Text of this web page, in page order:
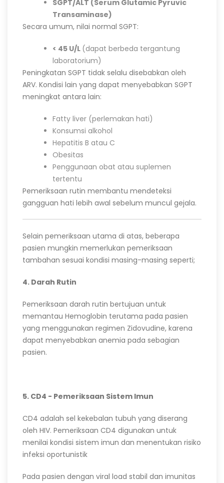
SGPT/ALT (Serum Glutamic Pyruvic
Transaminase)
Secara umum, nilai normal SGPT:
< 45 U/L (dapat berbeda tergantung
laboratorium)
Peningkatan SGPT tidak selalu disebabkan oleh
ARV. Kondisi lain yang dapat menyebabkan SGPT
meningkat antara lain:
Fatty liver (perlemakan hati)
Konsumsi alkohol
Hepatitis B atau C
Obesitas
Penggunaan obat atau suplemen
tertentu
Pemeriksaan rutin membantu mendeteksi
gangguan hati lebih awal sebelum muncul gejala.
Selain pemeriksaan utama di atas, beberapa
pasien mungkin memerlukan pemeriksaan
tambahan sesuai kondisi masing-masing seperti;
4. Darah Rutin
Pemeriksaan darah rutin bertujuan untuk
memantau Hemoglobin terutama pada pasien
yang menggunakan regimen Zidovudine, karena
dapat menyebabkan anemia pada sebagian
pasien.
5. CD4 - Pemeriksaan Sistem Imun
CD4 adalah sel kekebalan tubuh yang diserang
oleh HIV. Pemeriksaan CD4 digunakan untuk
menilai kondisi sistem imun dan menentukan risiko
infeksi oportunistik
Pada pasien dengan viral load stabil dan imunitas